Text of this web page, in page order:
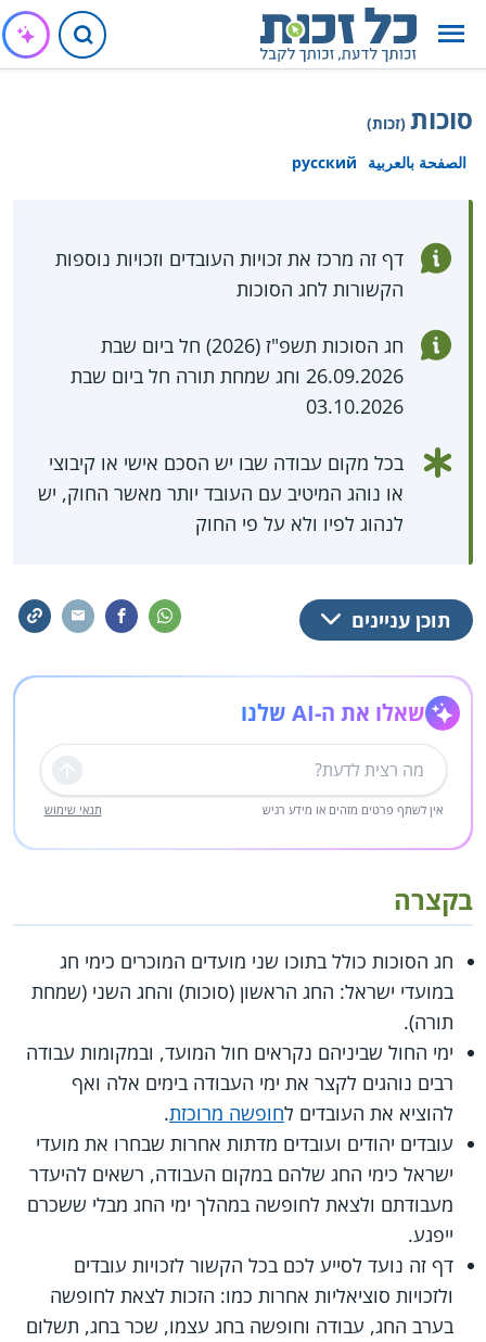
סוכות (זכות)
الصفحة بالعربية
русский
דף זה מרכז את זכויות העובדים וזכויות נוספות
הקשורות לחג הסוכות
חג הסוכות תשפ"ז (2026) חל ביום שבת
26.09.2026 וחג שמחת תורה חל ביום שבת
03.10.2026
בכל מקום עבודה שבו יש הסכם אישי או קיבוצי
או נוהג המיטיב עם העובד יותר מאשר החוק, יש
לנהוג לפיו ולא על פי החוק
תוכן עניינים
שאלו את ה-AI שלנו
שליחה
אין לשתף פרטים מזהים או מידע רגיש תנאי שימוש
בקצרה
חג הסוכות כולל בתוכו שני מועדים המוכרים כימי חג
במועדי ישראל: החג הראשון (סוכות) והחג השני (שמחת
תורה).
ימי החול שביניהם נקראים חול המועד, ובמקומות עבודה
רבים נוהגים לקצר את ימי העבודה בימים אלה ואף
להוציא את העובדים לחופשה מרוכזת.
עובדים יהודים ועובדים מדתות אחרות שבחרו את מועדי
ישראל כימי החג שלהם במקום העבודה, רשאים להיעדר
מעבודתם ולצאת לחופשה במהלך ימי החג מבלי ששכרם
ייפגע.
דף זה נועד לסייע לכם בכל הקשור לזכויות עובדים
ולזכויות סוציאליות אחרות כמו: הזכות לצאת לחופשה
בערב החג, עבודה וחופשה בחג עצמו, שכר בחג, תשלום